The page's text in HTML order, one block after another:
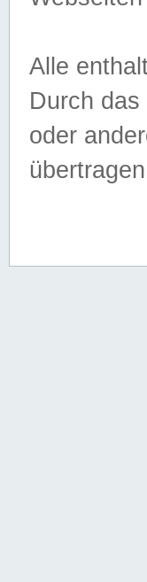
Alle
Durch
oder